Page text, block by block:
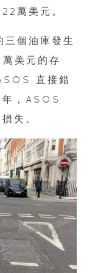
萬美元。
個油庫發生
美元的存
直接錯
年，ASOS
失。